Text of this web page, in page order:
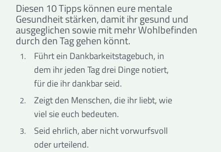
Diesen 10 Tipps können eure mentale
Gesundheit stärken, damit ihr gesund und
ausgeglichen sowie mit mehr Wohlbefinden
durch den Tag gehen könnt.
Führt ein Dankbarkeitstagebuch, in
dem ihr jeden Tag drei Dinge notiert,
für die ihr dankbar seid.
Zeigt den Menschen, die ihr liebt, wie
viel sie euch bedeuten.
Seid ehrlich, aber nicht vorwurfsvoll
oder urteilend.